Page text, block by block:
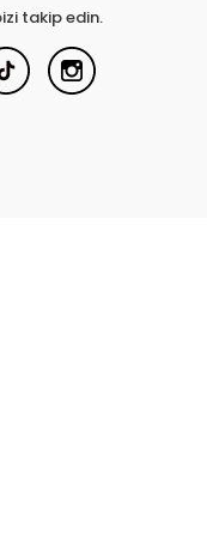
takip edin.